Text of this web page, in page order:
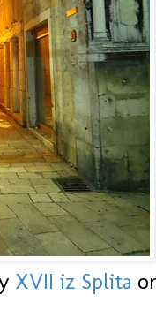
XVII iz Splita